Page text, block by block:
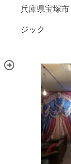
兵庫県宝塚
ジック